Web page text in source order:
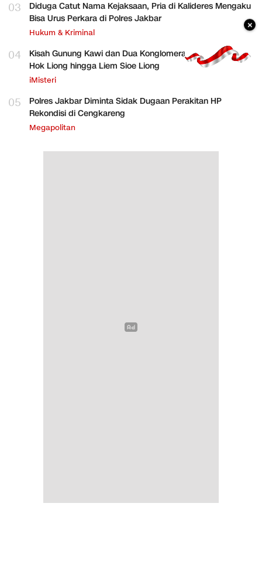
03
Diduga Catut Nama Kejaksaan, Pria di Kalideres Mengaku
Bisa Urus Perkara di Polres Jakbar
Hukum & Kriminal
04
Kisah Gunung Kawi dan Dua Konglomerat Indonesia Ong
Hok Liong hingga Liem Sioe Liong
iMisteri
05
Polres Jakbar Diminta Sidak Dugaan Perakitan HP
Rekondisi di Cengkareng
Megapolitan
×